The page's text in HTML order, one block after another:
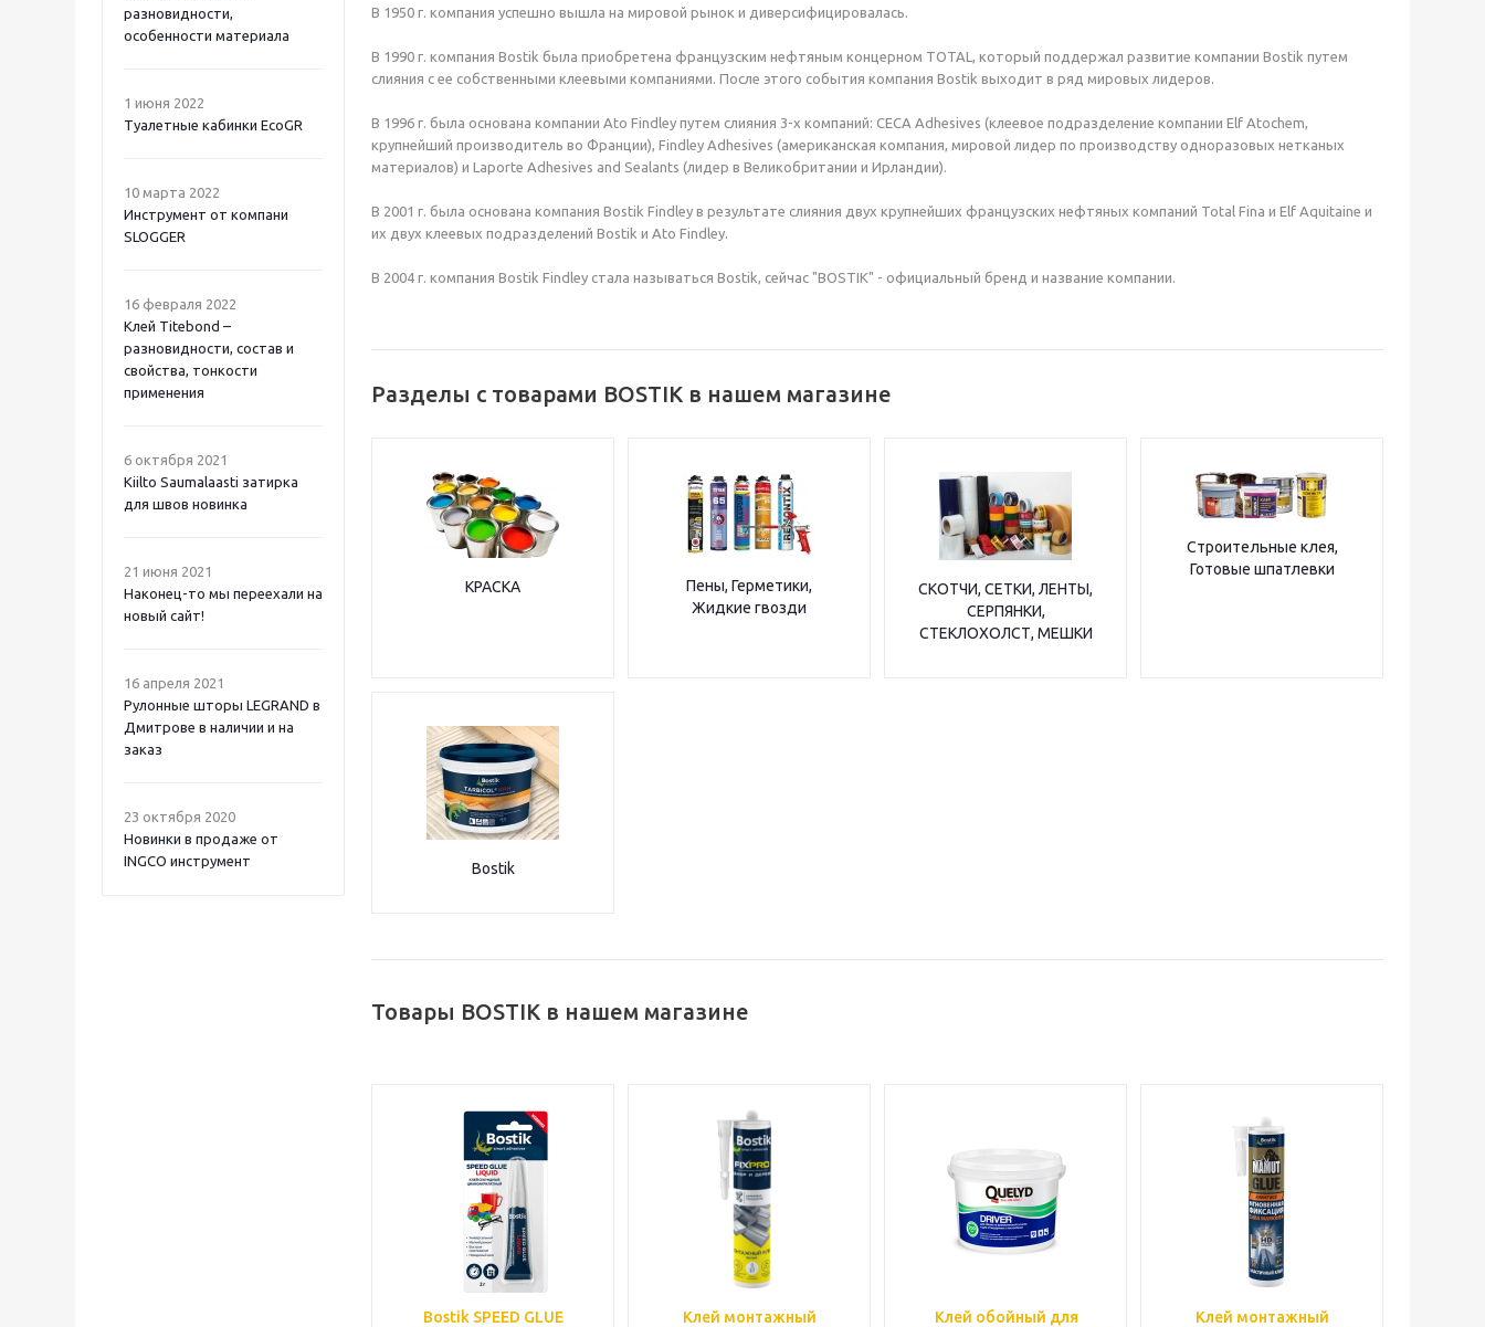
разновидности,
особенности материала
1 июня 2022
Туалетные кабинки EcoGR
10 марта 2022
Инструмент от компани
SLOGGER
16 февраля 2022
Клей Titebond –
разновидности, состав и
свойства, тонкости
применения
6 октября 2021
Kiilto Saumalaasti затирка
для швов новинка
21 июня 2021
Наконец-то мы переехали на
новый сайт!
16 апреля 2021
Рулонные шторы LEGRAND в
Дмитрове в наличии и на
заказ
23 октября 2020
Новинки в продаже от
INGCO инструмент
В 1950 г. компания успешно вышла на мировой рынок и диверсифицировалась.
В 1990 г. компания Bostik была приобретена французским нефтяным концерном TOTAL, который поддержал развитие компании Bostik путем
слияния с ее собственными клеевыми компаниями. После этого события компания Bostik выходит в ряд мировых лидеров.
В 1996 г. была основана компании Ato Findley путем слияния 3-х компаний: CECA Adhesives (клеевое подразделение компании Elf Atochem,
крупнейший производитель во Франции), Findley Adhesives (американская компания, мировой лидер по производству одноразовых нетканых
материалов) и Laporte Adhesives and Sealants (лидер в Великобритании и Ирландии).
В 2001 г. была основана компания Bostik Findley в результате слияния двух крупнейших французских нефтяных компаний Total Fina и Elf Aquitaine и
их двух клеевых подразделений Bostik и Ato Findley.
В 2004 г. компания Bostik Findley стала называться Bostik, сейчас "BOSTIK" - официальный бренд и название компании.
Разделы с товарами BOSTIK в нашем магазине
КРАСКА
Пены, Герметики,
Жидкие гвозди
СКОТЧИ, СЕТКИ, ЛЕНТЫ,
СЕРПЯНКИ,
СТЕКЛОХОЛСТ, МЕШКИ
Строительные клея,
Готовые шпатлевки
Bostik
Товары BOSTIK в нашем магазине
Bostik SPEED GLUE
Клей монтажный
Клей обойный для
Клей монтажный